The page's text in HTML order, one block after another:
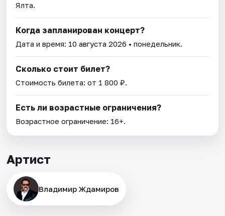
Ялта.
Когда запланирован концерт?
Дата и время: 10 августа 2026 • понедельник.
Сколько стоит билет?
Стоимость билета: от 1 800 ₽.
Есть ли возрастные ограничения?
Возрастное ограничение: 16+.
Артист
Владимир Ждамиров